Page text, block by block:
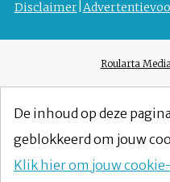
Disclaimer
Roularta
De inhoud op deze
geblokkeerd om jouw
Klik hier om jouw